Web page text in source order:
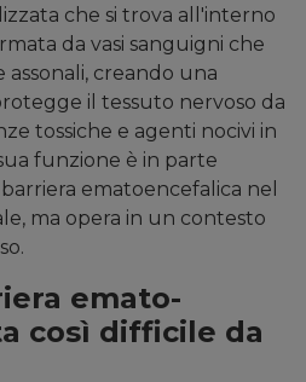
che si trova all'interno
da vasi sanguigni che
creando una
il tessuto nervoso da
tossiche e agenti nocivi in
funzione è in parte
ematoencefalica nel
ma opera in un contesto
emato-
così difficile da